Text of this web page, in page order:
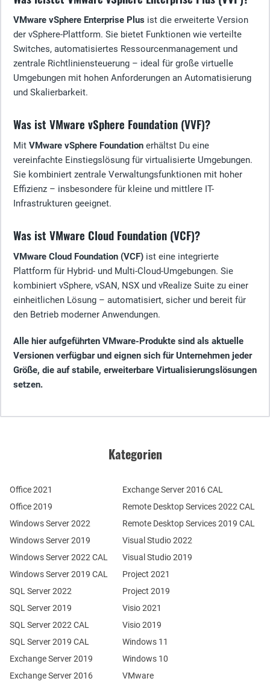
VMware vSphere Enterprise Plus ist die erweiterte Version
der vSphere-Plattform. Sie bietet Funktionen wie verteilte
Switches, automatisiertes Ressourcenmanagement und
zentrale Richtliniensteuerung – ideal für große virtuelle
Umgebungen mit hohen Anforderungen an Automatisierung
und Skalierbarkeit.
Was ist VMware vSphere Foundation (VVF)?
Mit VMware vSphere Foundation erhältst Du eine
vereinfachte Einstiegslösung für virtualisierte Umgebungen.
Sie kombiniert zentrale Verwaltungsfunktionen mit hoher
Effizienz – insbesondere für kleine und mittlere IT-
Infrastrukturen geeignet.
Was ist VMware Cloud Foundation (VCF)?
VMware Cloud Foundation (VCF) ist eine integrierte
Plattform für Hybrid- und Multi-Cloud-Umgebungen. Sie
kombiniert vSphere, vSAN, NSX und vRealize Suite zu einer
einheitlichen Lösung – automatisiert, sicher und bereit für
den Betrieb moderner Anwendungen.
Alle hier aufgeführten VMware-Produkte sind als aktuelle
Versionen verfügbar und eignen sich für Unternehmen jeder
Größe, die auf stabile, erweiterbare Virtualisierungslösungen
setzen.
Kategorien
Office 2021
Office 2019
Windows Server 2022
Windows Server 2019
Exchange Server 2019
Exchange Server 2016
SQL Server 2022
SQL Server 2019
Windows Server 2022 CAL
Windows Server 2019 CAL
SQL Server 2022 CAL
SQL Server 2019 CAL
Remote Desktop Services 2022 CAL
Remote Desktop Services 2019 CAL
Exchange Server 2016 CAL
Visual Studio 2022
Visual Studio 2019
Project 2021
Project 2019
Visio 2021
Visio 2019
Windows 11
Windows 10
VMware